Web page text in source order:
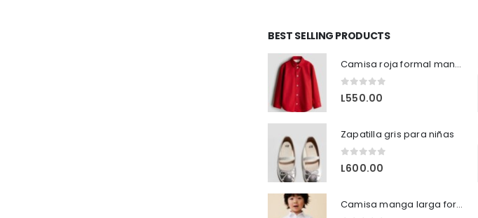
BEST SELLING PRODUCTS
Camisa roja formal manga larga H&M
0out of 5
L550.00
Zapatilla gris para niñas
0out of 5
L600.00
Camisa manga larga formales HyM